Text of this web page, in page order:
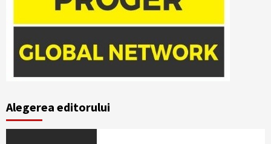
Alegerea editorului